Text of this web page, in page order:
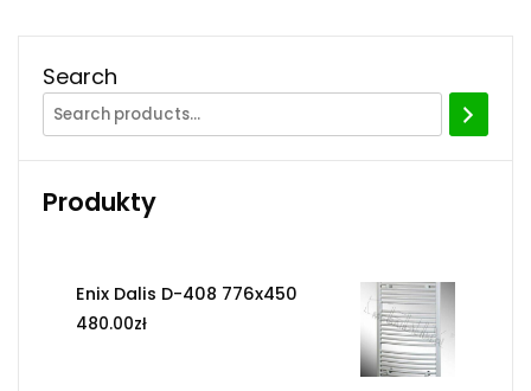
Search
Produkty
Enix Dalis D-408 776x450
480.00zł